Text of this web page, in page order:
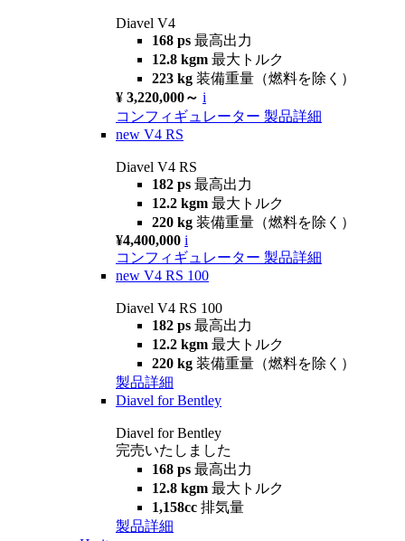
Diavel V4
168 ps 最高出力
12.8 kgm 最大トルク
223 kg 装備重量（燃料を除く）
¥ 3,220,000～ i
コンフィギュレーター 製品詳細
new V4 RS
Diavel V4 RS
182 ps 最高出力
12.2 kgm 最大トルク
220 kg 装備重量（燃料を除く）
¥4,400,000 i
コンフィギュレーター 製品詳細
new V4 RS 100
Diavel V4 RS 100
182 ps 最高出力
12.2 kgm 最大トルク
220 kg 装備重量（燃料を除く）
製品詳細
Diavel for Bentley
Diavel for Bentley
完売いたしました
168 ps 最高出力
12.8 kgm 最大トルク
1,158cc 排気量
製品詳細